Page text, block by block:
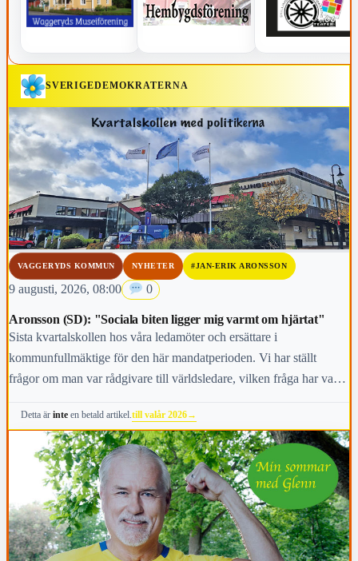
SVERIGEDEMOKRATERNA
VAGGERYDS KOMMUN NYHETER #JAN-ERIK ARONSSON
9 augusti, 2026, 08:00 0
Aronsson (SD): "Sociala biten ligger mig varmt om hjärtat"
Sista kvartalskollen hos våra ledamöter och ersättare i
kommunfullmäktige för den här mandatperioden. Vi har ställt
frågor om man var rådgivare till världsledare, vilken fråga har varit
viktigast för kommunens invånare i höst och vem anses vara den
mest kända personen i kommunen.
Detta ärinte en betald artikel.till valår 2026→